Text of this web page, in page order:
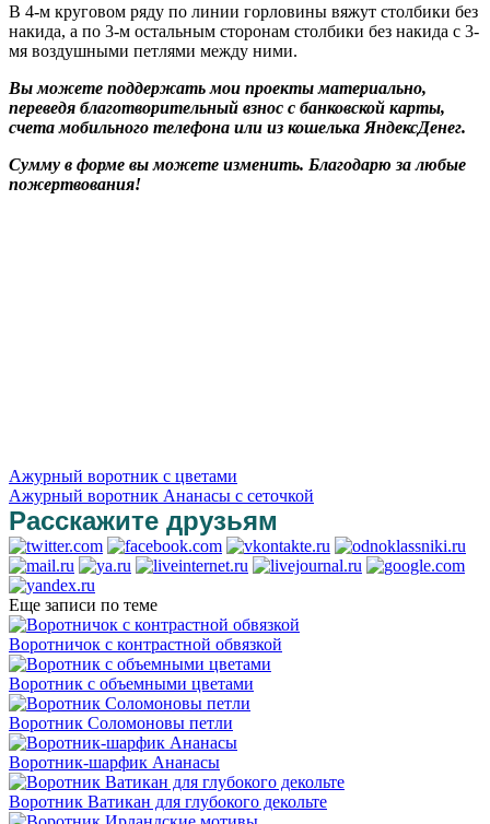
В 4-м круговом ряду по линии горловины вяжут столбики без
накида, а по 3-м остальным сторонам столбики без накида с 3-
мя воздушными петлями между ними.
Вы можете поддержать мои проекты материально,
переведя благотворительный взнос с банковской карты,
счета мобильного телефона или из кошелька ЯндексДенег.
Сумму в форме вы можете изменить. Благодарю за любые
пожертвования!
Ажурный воротник с цветами
Ажурный воротник Ананасы с сеточкой
Расскажите друзьям
Еще записи по теме
Воротничок с контрастной обвязкой
Воротник с объемными цветами
Воротник Соломоновы петли
Воротник-шарфик Ананасы
Воротник Ватикан для глубокого декольте